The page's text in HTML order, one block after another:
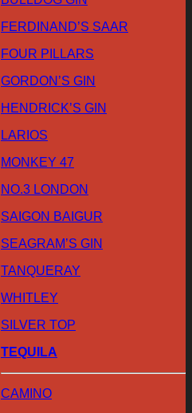
FERDINAND’S SAAR
FOUR PILLARS
GORDON’S GIN
HENDRICK’S GIN
LARIOS
MONKEY 47
NO.3 LONDON
SAIGON BAIGUR
SEAGRAM’S GIN
TANQUERAY
WHITLEY
SILVER TOP
TEQUILA
CAMINO